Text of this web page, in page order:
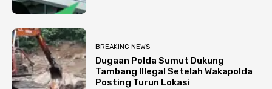
BREAKING NEWS
Dugaan Polda Sumut Dukung
Tambang Illegal Setelah Wakapolda
Posting Turun Lokasi